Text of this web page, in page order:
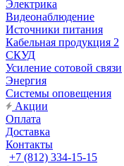
Электрика
Видеонаблюдение
Источники питания
Кабельная продукция 2
СКУД
Усиление сотовой связи
Энергия
Системы оповещения
Акции
Оплата
Доставка
Контакты
+7 (812) 334-15-15